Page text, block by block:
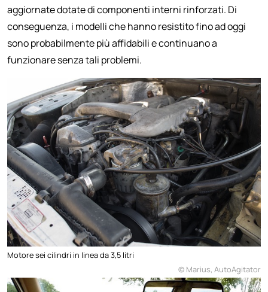
aggiornate dotate di componenti interni rinforzati. Di
conseguenza, i modelli che hanno resistito fino ad oggi
sono probabilmente più affidabili e continuano a
funzionare senza tali problemi.
Motore sei cilindri in linea da 3,5 litri
© Marius, AutoAgitator